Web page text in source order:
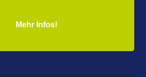
Mehr Infos!